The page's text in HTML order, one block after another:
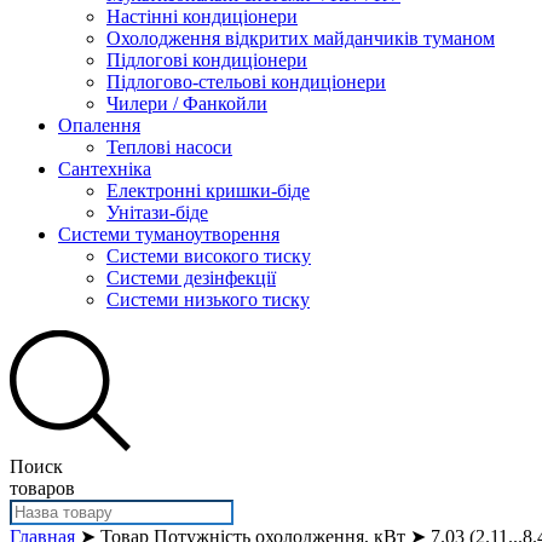
Настінні кондиціонери
Охолодження відкритих майданчиків туманом
Підлогові кондиціонери
Підлогово-стельові кондиціонери
Чилери / Фанкойли
Опалення
Теплові насоси
Сантехніка
Електронні кришки-біде
Унітази-біде
Системи туманоутворення
Системи високого тиску
Системи дезінфекції
Системи низького тиску
Поиск
товаров
Главная ➤ Товар Потужність охолодження, кВт ➤ 7.03